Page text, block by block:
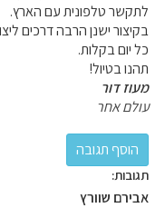
לתקשר טלפונית עם הארץ.
בקיצור ישנן הרבה דרכים
כל יום בקלות.
תהנו בטיול!
מעוז דור
עולם אחר
תגובות:
אבירם שוורץ